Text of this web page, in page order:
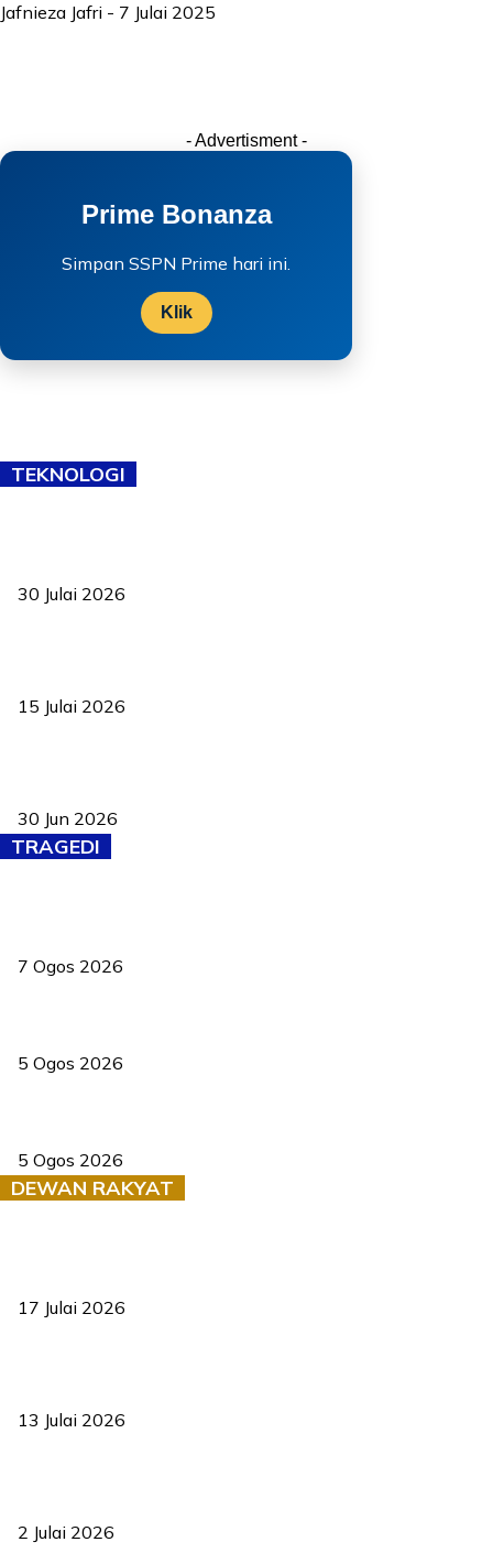
Jafnieza Jafri - 7 Julai 2025
- Advertisment -
Prime Bonanza
Simpan SSPN Prime hari ini.
Klik
TEKNOLOGI
30 Julai 2026
15 Julai 2026
30 Jun 2026
TRAGEDI
7 Ogos 2026
5 Ogos 2026
5 Ogos 2026
DEWAN RAKYAT
17 Julai 2026
13 Julai 2026
2 Julai 2026